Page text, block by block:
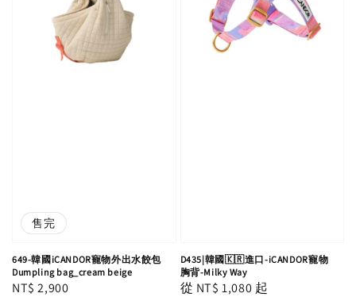
售完
649-韓國iCANDOR寵物外出水餃包
Dumpling bag_cream beige
Regular
NT$ 2,900
D435|韓國🇰🇷進口-iCANDOR寵物
胸背-Milky Way
Regular
從 NT$ 1,080 起